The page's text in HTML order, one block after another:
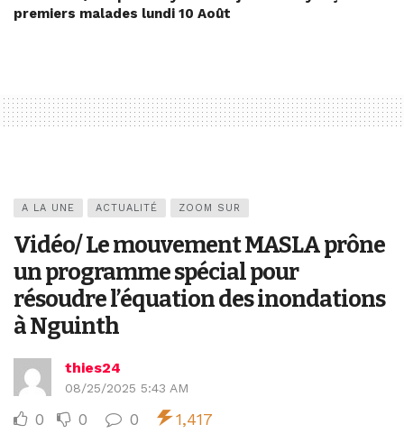
premiers malades lundi 10 Août
A LA UNE ACTUALITÉ ZOOM SUR
Vidéo/ Le mouvement MASLA prône
un programme spécial pour
résoudre l’équation des inondations
à Nguinth
thies24
08/25/2025 5:43 AM
0 0 0 1,417